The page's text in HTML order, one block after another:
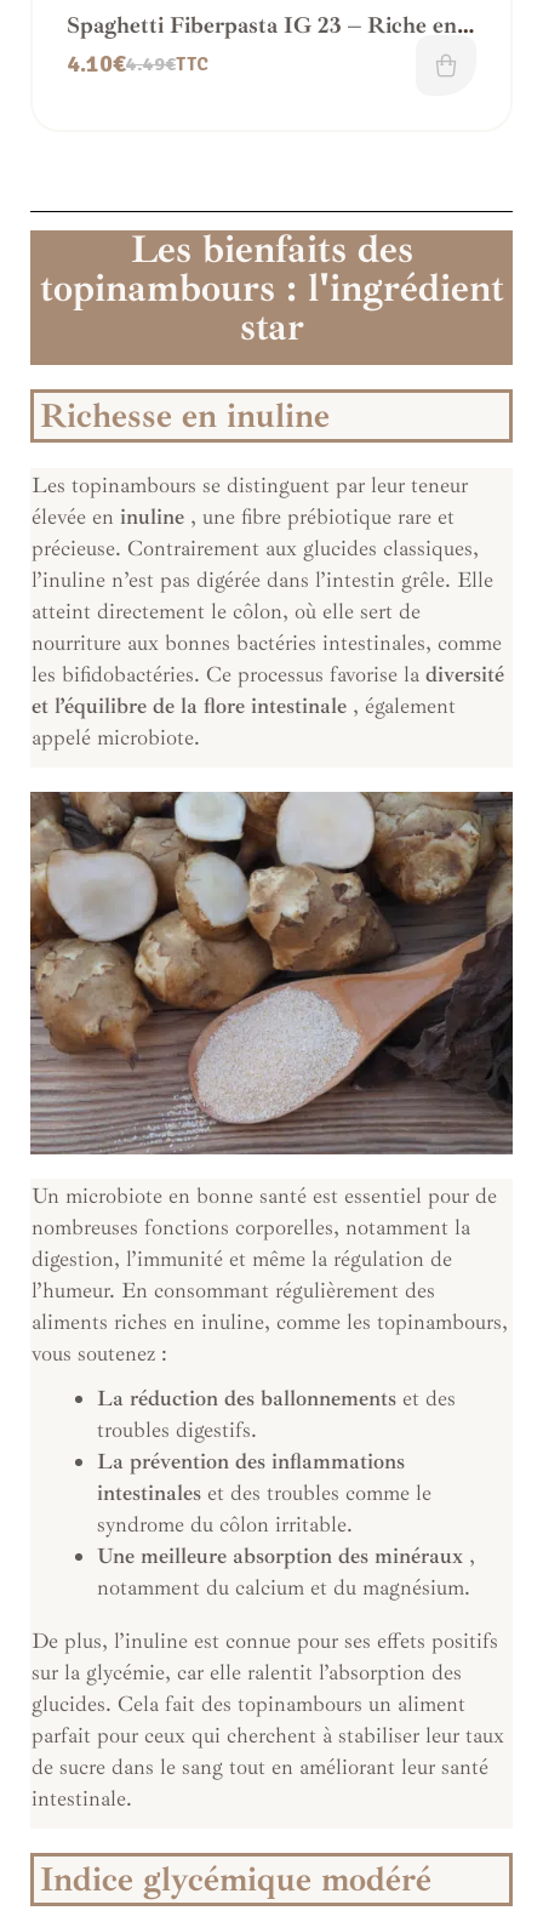
Spaghetti Fiberpasta IG 23 – Riche en
fibres4.49€
4.10€ TTC
Les bienfaits des
topinambours : l'ingrédient
star
Richesse en inuline
Les topinambours se distinguent par leur teneur
élevée en inuline , une fibre prébiotique rare et
précieuse. Contrairement aux glucides classiques,
l’inuline n’est pas digérée dans l’intestin grêle. Elle
atteint directement le côlon, où elle sert de
nourriture aux bonnes bactéries intestinales, comme
les bifidobactéries. Ce processus favorise la diversité
et l’équilibre de la flore intestinale , également
appelé microbiote.
Un microbiote en bonne santé est essentiel pour de
nombreuses fonctions corporelles, notamment la
digestion, l’immunité et même la régulation de
l’humeur. En consommant régulièrement des
aliments riches en inuline, comme les topinambours,
vous soutenez :
La réduction des ballonnements et des
troubles digestifs.
La prévention des inflammations
intestinales et des troubles comme le
syndrome du côlon irritable.
Une meilleure absorption des minéraux ,
notamment du calcium et du magnésium.
De plus, l’inuline est connue pour ses effets positifs
sur la glycémie, car elle ralentit l’absorption des
glucides. Cela fait des topinambours un aliment
parfait pour ceux qui cherchent à stabiliser leur taux
de sucre dans le sang tout en améliorant leur santé
intestinale.
Indice glycémique modéré